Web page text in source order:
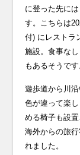
に登った先に
す。こちらは
付) にレストラ
施設。食事な
もあるそうです
遊歩道から川
色が違って楽
める椅子も設置
海外からの旅
れました。